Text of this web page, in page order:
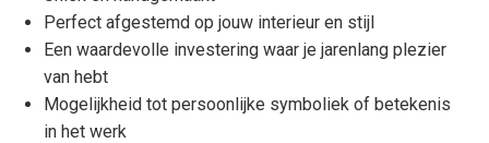
Perfect afgestemd op jouw interieur en stijl
Een waardevolle investering waar je jarenlang plezier
van hebt
Mogelijkheid tot persoonlijke symboliek of betekenis
in het werk